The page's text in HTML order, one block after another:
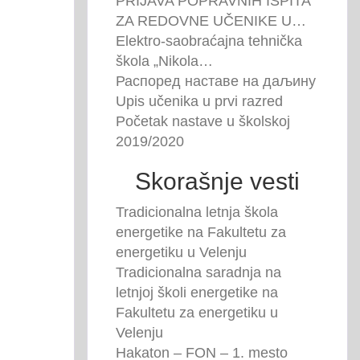
ZA REDOVNE UČENIKE U…
Elektro-saobraćajna tehnička
škola „Nikola…
Распоред наставе на даљину
Upis učenika u prvi razred
Početak nastave u školskoj
2019/2020
Skorašnje vesti
Tradicionalna letnja škola
energetike na Fakultetu za
energetiku u Velenju
Tradicionalna saradnja na
letnjoj školi energetike na
Fakultetu za energetiku u
Velenju
Hakaton – FON – 1. mesto